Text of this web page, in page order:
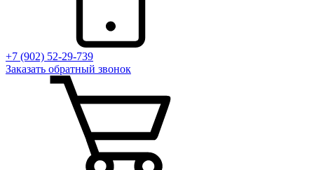
+7 (902) 52-29-739
Заказать обратный звонок